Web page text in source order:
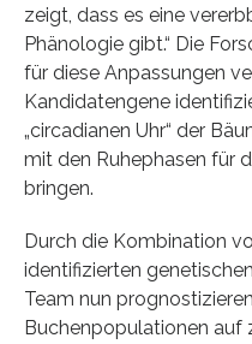
zeigt, dass es eine
Phänologie gibt.“ Die
für diese Anpassungen
Kandidatengene
„circadianen Uhr“ der
mit den Ruhephasen für
bringen.
Durch die Kombination
identifizierten
Team nun
Buchenpopulationen auf